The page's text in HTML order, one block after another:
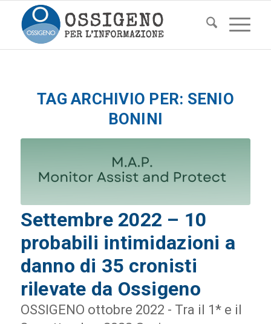
TAG ARCHIVIO PER: SENIO
BONINI
Settembre 2022 – 10
probabili intimidazioni a
danno di 35 cronisti
rilevate da Ossigeno
OSSIGENO ottobre 2022 - Tra il 1* e il